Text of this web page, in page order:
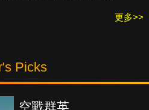
更多>>
Picks